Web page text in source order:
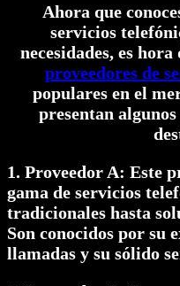
Ahora que
servicios
necesidades, es
proveedores de
populares en el
presentan
1. Proveedor A: Este
gama de servicios
tradicionales hasta
Son conocidos por su
llamadas y su sólido